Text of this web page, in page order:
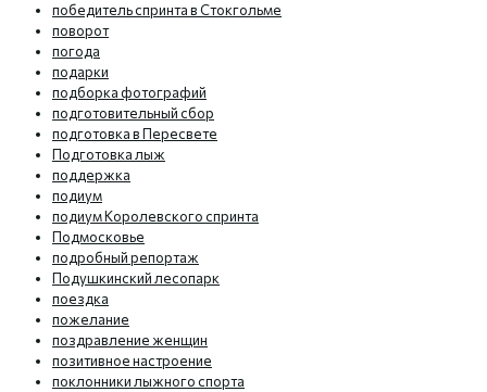
победитель спринта в Стокгольме
поворот
погода
подарки
подборка фотографий
подготовительный сбор
подготовка в Пересвете
Подготовка лыж
поддержка
подиум
подиум Королевского спринта
Подмосковье
подробный репортаж
Подушкинский лесопарк
поездка
пожелание
поздравление женщин
позитивное настроение
поклонники лыжного спорта